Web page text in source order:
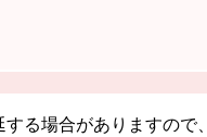
る場合がありますの